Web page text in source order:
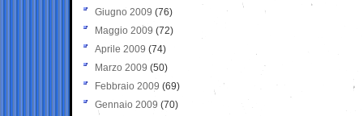
Giugno 2009 (76)
Maggio 2009 (72)
Aprile 2009 (74)
Marzo 2009 (50)
Febbraio 2009 (69)
Gennaio 2009 (70)